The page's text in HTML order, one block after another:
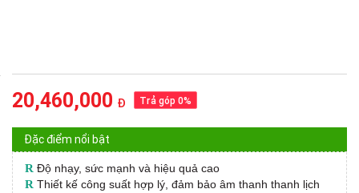
20,460,000 Đ Trả góp 0%
Đặc điểm nổi bật
R Độ nhạy, sức mạnh và hiệu quả cao
R Thiết kế công suất hợp lý, đảm bảo âm thanh thanh lịch